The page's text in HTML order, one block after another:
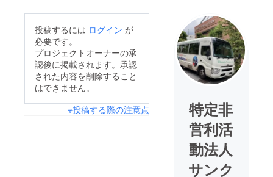
投稿するには ログイン が
必要です。
プロジェクトオーナーの承
認後に掲載されます。承認
された内容を削除すること
はできません。
※投稿する際の注意点
特定非
営利活
動法人
サンク